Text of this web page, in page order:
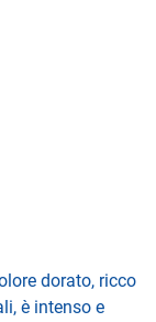
dorato, ricco
è intenso e